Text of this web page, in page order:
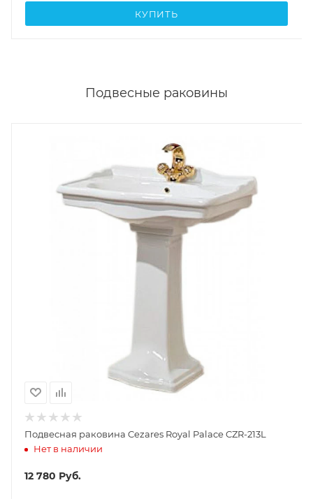
КУПИТЬ
Подвесные раковины
Подвесная раковина Cezares Royal Palace CZR-213L
Нет в наличии
12 780 Руб.